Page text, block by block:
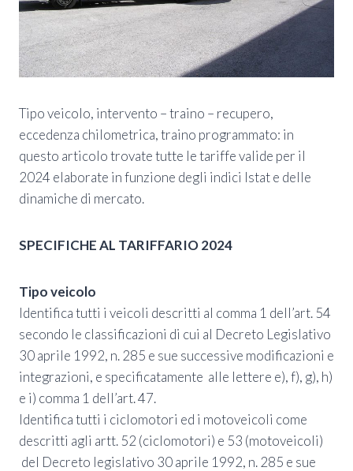
Tipo veicolo, intervento – traino – recupero,
eccedenza chilometrica, traino programmato: in
questo articolo trovate tutte le tariffe valide per il
2024 elaborate in funzione degli indici Istat e delle
dinamiche di mercato.
SPECIFICHE AL TARIFFARIO 2024
Tipo veicolo
Identifica tutti i veicoli descritti al comma 1 dell’art. 54
secondo le classificazioni di cui al Decreto Legislativo
30 aprile 1992, n. 285 e sue successive modificazioni e
integrazioni, e specificatamente alle lettere e), f), g), h)
e i) comma 1 dell’art. 47.
Identifica tutti i ciclomotori ed i motoveicoli come
descritti agli artt. 52 (ciclomotori) e 53 (motoveicoli)
del Decreto legislativo 30 aprile 1992, n. 285 e sue